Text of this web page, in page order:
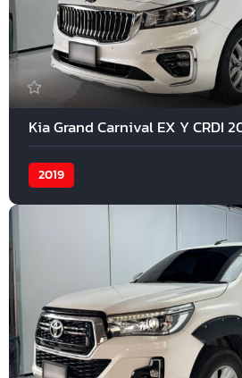
Kia Grand Carnival EX Y CRDI
2019